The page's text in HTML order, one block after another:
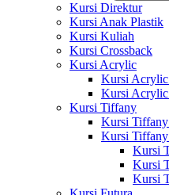
Kursi Direktur
Kursi Anak Plastik
Kursi Kuliah
Kursi Crossback
Kursi Acrylic
Kursi
Kursi
Kursi Tiffany
Kursi
Kursi
Kursi
Kursi
Kursi